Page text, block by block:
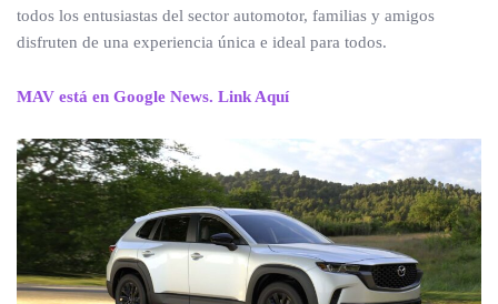
todos los entusiastas del sector automotor, familias y amigos
disfruten de una experiencia única e ideal para todos.
MAV está en Google News. Link Aquí